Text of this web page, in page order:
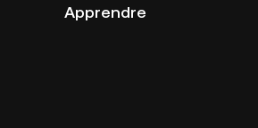
Apprendre